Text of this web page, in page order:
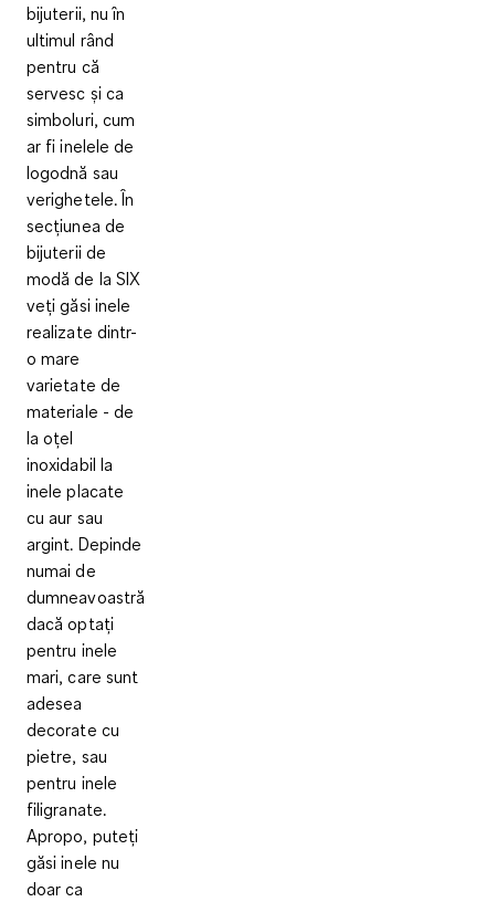
bijuterii, nu în
ultimul rând
pentru că
servesc și ca
simboluri, cum
ar fi inelele de
logodnă sau
verighetele. În
secțiunea de
bijuterii de
modă de la SIX
veți găsi inele
realizate dintr-
o mare
varietate de
materiale - de
la oțel
inoxidabil la
inele placate
cu aur sau
argint. Depinde
numai de
dumneavoastră
dacă optați
pentru inele
mari, care sunt
adesea
decorate cu
pietre, sau
pentru inele
filigranate.
Apropo, puteți
găsi inele nu
doar ca